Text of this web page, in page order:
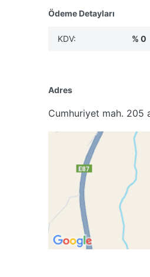
Ödeme Detayları
KDV: % 0
Adres
Cumhuriyet mah. 205